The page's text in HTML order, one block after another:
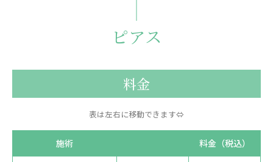
ピアス
料金
表は左右に移動できます⇔
施術 料金（税込）